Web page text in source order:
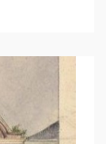
du Ronceray :